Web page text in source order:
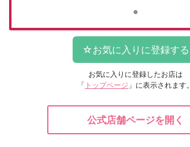
お気に入りに登録したお店は
「 トップページ 」に表示されます。
公式店舗ページを開く